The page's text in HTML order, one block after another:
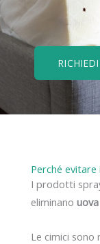
Perché evitare
I prodotti
eliminano
Le cimici